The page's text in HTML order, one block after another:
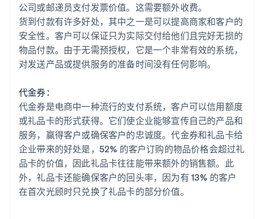
公司或邮递员支付发票价值。这需要额外收费。
货到付款有许多好处，其中之一是可以提高商家和客户的
安全性。客户可以保证只为实际交付给他们且完好无损的
物品付款。由于无需预授权，它是一个非常有效的系统，
对发送产品或提供服务的准备时间没有任何影响。
代金券：
代金券是电商中一种流行的支付系统，客户可以信用额度
或礼品卡的形式获得。它们使企业能够宣传自己的产品和
服务，赢得客户或确保客户的忠诚度。代金券和礼品卡给
企业带来的好处是，52% 的客户订购的物品价格会超过礼
品卡的价值，因此礼品卡往往能带来额外的销售额。此
外，礼品卡还能确保客户的回头率，因为有 13% 的客户
在首次光顾时只兑换了礼品卡的部分价值。